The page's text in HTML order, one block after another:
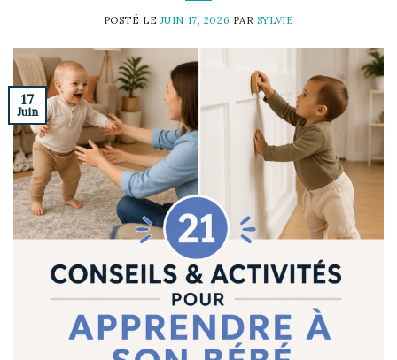
POSTÉ LE JUIN 17, 2026 PAR SYLVIE
17
Juin